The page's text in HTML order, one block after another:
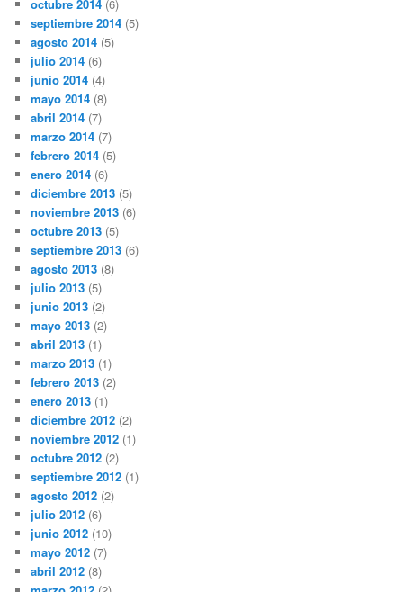
octubre 2014 (6)
septiembre 2014 (5)
agosto 2014 (5)
julio 2014 (6)
junio 2014 (4)
mayo 2014 (8)
abril 2014 (7)
marzo 2014 (7)
febrero 2014 (5)
enero 2014 (6)
diciembre 2013 (5)
noviembre 2013 (6)
octubre 2013 (5)
septiembre 2013 (6)
agosto 2013 (8)
julio 2013 (5)
junio 2013 (2)
mayo 2013 (2)
abril 2013 (1)
marzo 2013 (1)
febrero 2013 (2)
enero 2013 (1)
diciembre 2012 (2)
noviembre 2012 (1)
octubre 2012 (2)
septiembre 2012 (1)
agosto 2012 (2)
julio 2012 (6)
junio 2012 (10)
mayo 2012 (7)
abril 2012 (8)